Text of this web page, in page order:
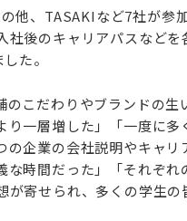
他、TASAKIなど7社が参
社後のキャリアパスなど
た。
のこだわりやブランドの
一層増した」「一度に
の企業の会社説明やキャ
時間だった」「それぞ
が寄せられ、多くの学生